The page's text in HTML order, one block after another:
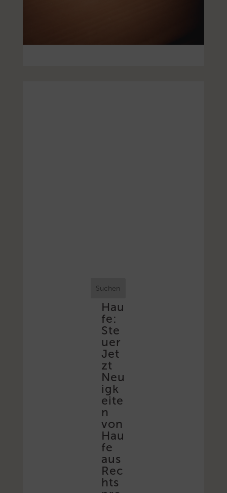
Suchen
Hau
fe:
Ste
uer
Jet
zt
Neu
igk
eite
n
von
Hau
fe
aus
Rec
hts